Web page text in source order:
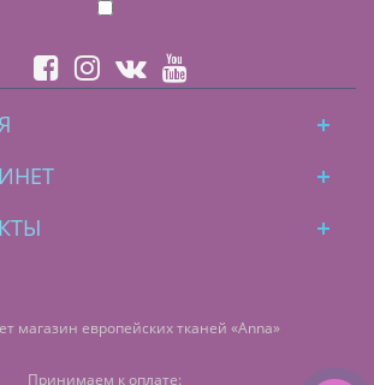
магазин европейских тканей «Anna»
Принимаем к оплате: